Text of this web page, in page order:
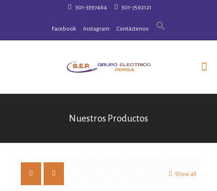
301-3397464 301-7592121
Facebook Instagram Contáctenos
Nuestros Productos
Show all